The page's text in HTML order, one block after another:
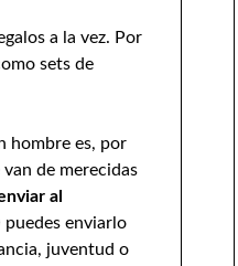
a la vez. Por
sets de
hombre es, por
de merecidas
al
puedes enviarlo
juventud o